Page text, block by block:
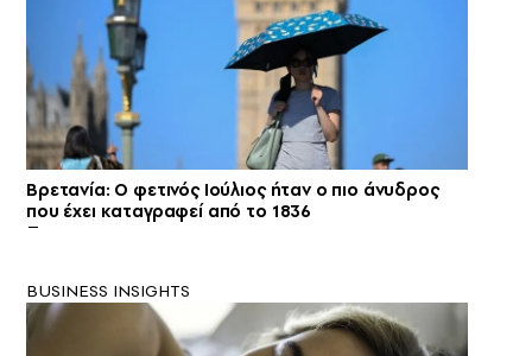
Βρετανία: Ο φετινός Ιούλιος ήταν ο πιο άνυδρος
που έχει καταγραφεί από το 1836
BUSINESS INSIGHTS